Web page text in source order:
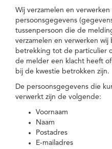
Wij verzamelen en
persoonsgegevens
tussenpersoon die de
verzamelen en verwerken
betrekking tot de particulier
de melder een klacht heeft
bij de kwestie betrokken zijn.
De persoonsgegevens die
verwerkt zijn de volgende:
Voornaam
Naam
Postadres
E-mailadres